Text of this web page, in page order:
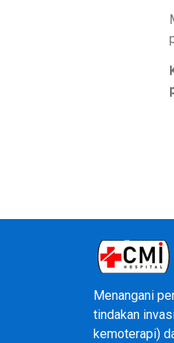
Menangani
tindakan
kemoterapi)